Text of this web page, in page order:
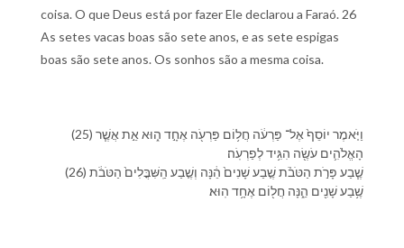
coisa. O que Deus está por fazer Ele declarou a Faraó. 26
As setes vacas boas são sete anos, e as sete espigas
boas são sete anos. Os sonhos são a mesma coisa.
(25) וַ⁠יֹּ֤אמֶר יוֹסֵף֙ אֶל־ פַּרְעֹ֔ה חֲל֥וֹם פַּרְעֹ֖ה אֶחָ֣ד ה֑וּא אֵ֣ת אֲשֶׁ֧ר
הָ⁠אֱלֹהִ֛ים עֹשֶׂ֖ה הִגִּ֥יד לְ⁠פַרְעֹֽה׃
(26) שֶׁ֧בַע פָּרֹ֣ת הַ⁠טֹּבֹ֗ת שֶׁ֤בַע שָׁנִים֙ הֵ֔נָּה וְ⁠שֶׁ֤בַע הַֽ⁠שִּׁבֳּלִים֙ הַ⁠טֹּבֹ֔ת
שֶׁ֥בַע שָׁנִ֖ים הֵ֑נָּה חֲל֖וֹם אֶחָ֥ד הֽוּא׃